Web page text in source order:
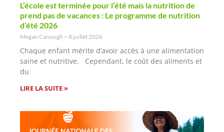
L’école est terminée pour l’été mais la nutrition de
prend pas de vacances : Le programme de nutrition
d’été 2026
Megan Canough 8 juillet 2026
Chaque enfant mérite d’avoir accès à une alimentation
saine et nutritive. Cependant, le coût des aliments et
du
LIRE LA SUITE »